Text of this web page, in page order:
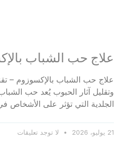
علاج حب الشباب
علاج حب الشباب بالإكسوزوم –
وتقليل آثار الحبوب يُعد حب
الجلدية التي تؤثر على الأشخاص
21 يوليو، 2026 لا توجد تعليقات